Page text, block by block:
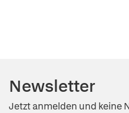
Newsletter
Jetzt anmelden und keine